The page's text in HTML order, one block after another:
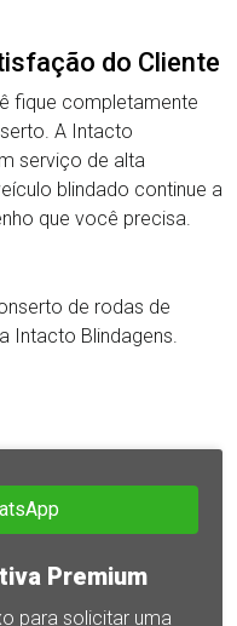
do Cliente
fique completamente
A Intacto
serviço de alta
blindado continue a
que você precisa.
de rodas de
Intacto Blindagens.
Premium
para solicitar uma